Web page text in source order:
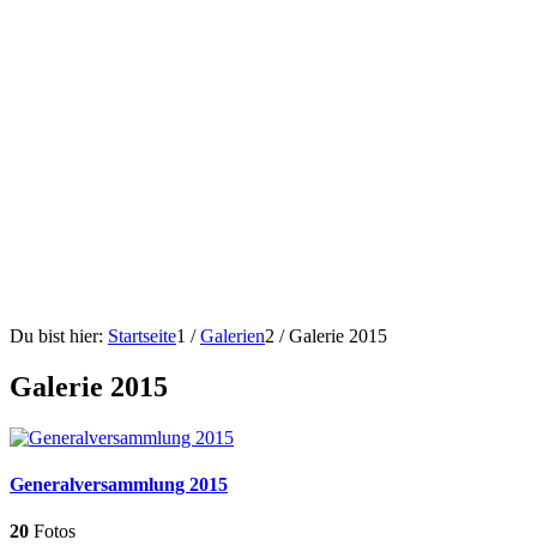
Du bist hier: Startseite1 / Galerien2 / Galerie 2015
Galerie 2015
Generalversammlung 2015
20 Fotos